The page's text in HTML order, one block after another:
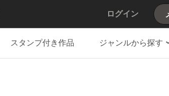
ログイン
スタンプ付き作品 ジャンルから探す